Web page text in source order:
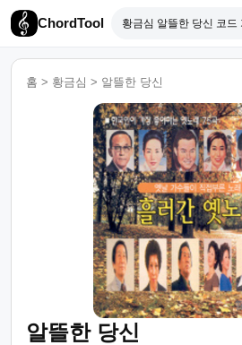
ChordTool
홈 > 황금심 > 알뜰한 당신
알뜰한 당신